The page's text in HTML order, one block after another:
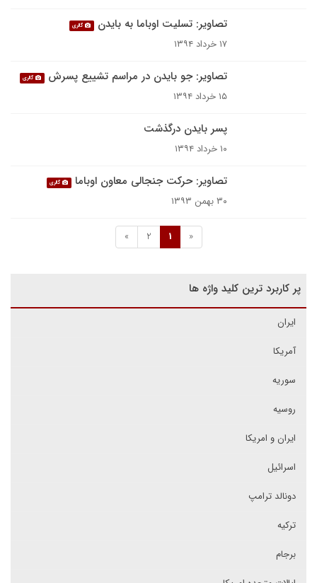
تصاویر: تسلیت اوباما به بایدن گالری
۱۷ خرداد ۱۳۹۴
تصاویر: جو بایدن در مراسم تشییع پسرش گالری
۱۵ خرداد ۱۳۹۴
پسر بایدن درگذشت
۱۰ خرداد ۱۳۹۴
تصاویر: حرکت جنجالی معاون اوباما گالری
۳۰ بهمن ۱۳۹۳
«
1
2
»
پر کاربرد ترین کلید واژه ها
ایران
آمریکا
سوریه
روسیه
ایران و امریکا
اسرائیل
دونالد ترامپ
ترکیه
برجام